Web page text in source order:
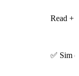
Read +
✅ Sim